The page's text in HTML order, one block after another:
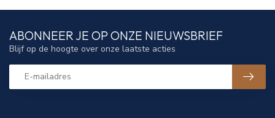
ABONNEER JE OP ONZE NIEUWSBRIEF
Blijf op de hoogte over onze laatste acties